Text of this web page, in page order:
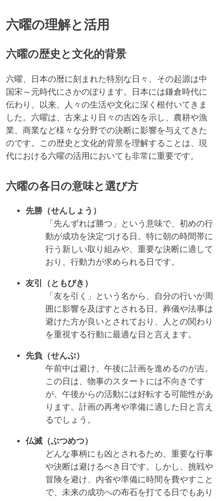
六曜の理解と活用
六曜の歴史と文化的背景
六曜、日本の暦に刻まれた特別な日々、その起源は中
国宋～元時代にさかのぼります。日本には鎌倉時代に
伝わり、以来、人々の生活や文化に深く根付いてきま
した。六曜は、古来より日々の吉凶を示し、農耕や漁
業、商業など様々な分野での決断に影響を与えてきた
のです。この歴史と文化的背景を理解することは、現
代における六曜の活用においても非常に重要です。
六曜の各日の意味と選び方
先勝（せんしょう）
「先んずれば勝つ」という意味で、初めの行
動が成功を決定づける日。特に朝の時間帯に
行う新しい取り組みや、重要な決断に適して
おり、行動力が求められる日です。
友引（ともびき）
「友を引く」という名から、自分の行いが周
囲に影響を及ぼすとされる日。葬儀や法事は
避けた方が良いとされており、人との関わり
を重視する行動に最適な日と言えます。
先負（せんぷ）
午前中は避け、午後に計画を進めるのが吉。
この日は、物事のスタートには不向きです
が、午後からの活動には好転する可能性があ
ります。計画の再考や準備に適した日と言え
るでしょう。
仏滅（ぶつめつ）
どんな事柄にも凶とされるため、重要な行事
や決断は避けるべき日です。しかし、挑戦や
冒険を避け、内省や準備に時間を費やすこと
で、未来の成功への布石を打てる日でもあり